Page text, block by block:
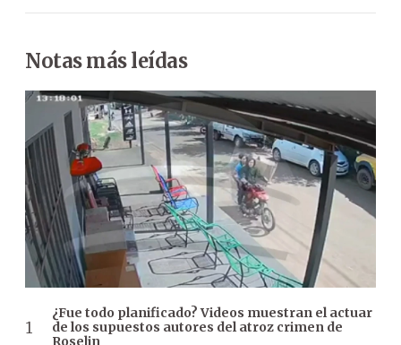
Notas más leídas
¿Fue todo planificado? Videos muestran el actuar
de los supuestos autores del atroz crimen de
Roselin